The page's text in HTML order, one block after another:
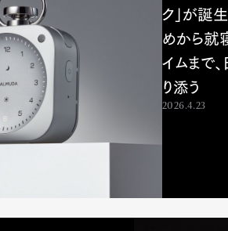
ク」が誕
めから就
イムまで
り添う
2026.4.23